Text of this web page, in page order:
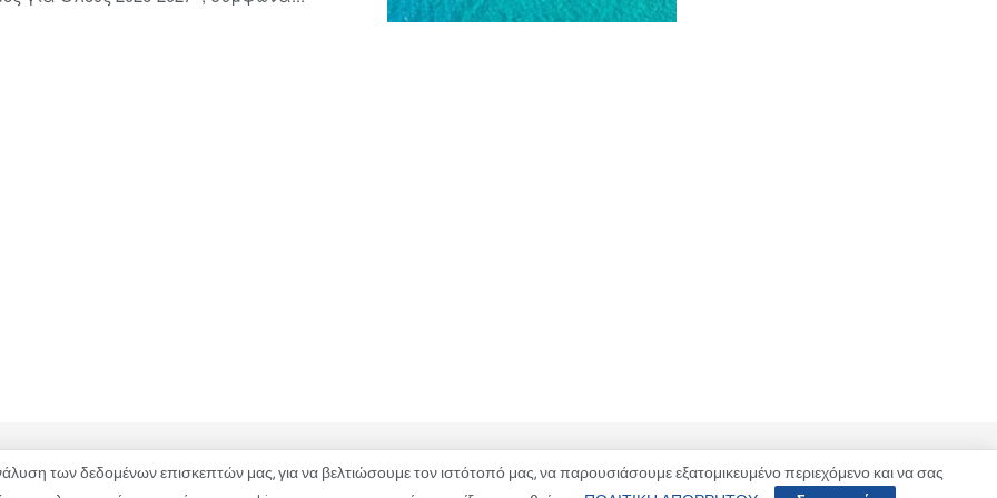
ΚΑΤΑΓΓΕΛΙΕΣ ΕΠΙΚΟΙΝΩΝΙΑ
των δεδομένων επισκεπτών μας, για να βελτιώσουμε τον ιστότοπό μας, να παρουσιάσουμε εξατομικευμένο περιεχόμενο και να σας